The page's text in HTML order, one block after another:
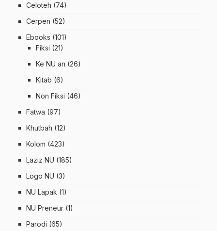
Celoteh (74)
Cerpen (52)
Ebooks (101)
Fiksi (21)
Ke NU an (26)
Kitab (6)
Non Fiksi (46)
Fatwa (97)
Khutbah (12)
Kolom (423)
Laziz NU (185)
Logo NU (3)
NU Lapak (1)
NU Preneur (1)
Parodi (65)